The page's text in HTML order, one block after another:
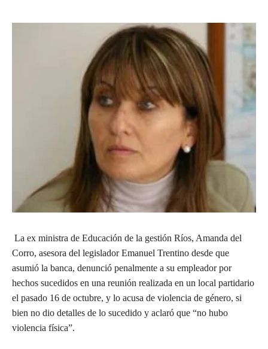
La ex ministra de Educación de la gestión Ríos, Amanda del
Corro, asesora del legislador Emanuel Trentino desde que
asumió la banca, denunció penalmente a su empleador por
hechos sucedidos en una reunión realizada en un local partidario
el pasado 16 de octubre, y lo acusa de violencia de género, si
bien no dio detalles de lo sucedido y aclaró que “no hubo
violencia física”.